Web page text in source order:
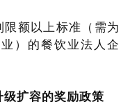
额以上标准（需为
）的餐饮业法人企
级扩容的奖励政策